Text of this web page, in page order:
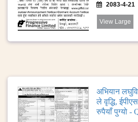
2083-4-21
View Large
अभियान
ले वृद्धि,
रुपैयाँ पुग्यो -